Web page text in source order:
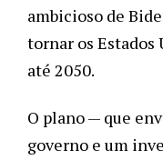
ambicioso de
tornar os Estados
até 2050.
O plano — que
governo e um